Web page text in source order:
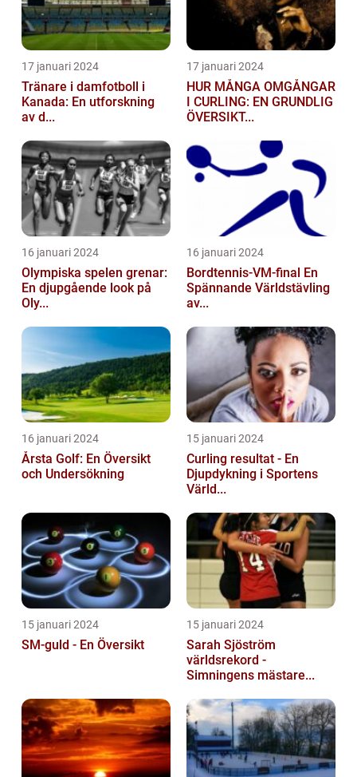
17 januari 2024
Tränare i damfotboll i
Kanada: En utforskning
av d...
17 januari 2024
HUR MÅNGA OMGÅNGAR
I CURLING: EN GRUNDLIG
ÖVERSIKT...
16 januari 2024
Olympiska spelen grenar:
En djupgående look på
Oly...
16 januari 2024
Bordtennis-VM-final En
Spännande Världstävling
av...
16 januari 2024
Årsta Golf: En Översikt
och Undersökning
15 januari 2024
Curling resultat - En
Djupdykning i Sportens
Värld...
15 januari 2024
SM-guld - En Översikt
15 januari 2024
Sarah Sjöström
världsrekord -
Simningens mästare...